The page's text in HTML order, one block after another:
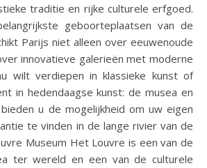
traditie en rijke culturele erfgoed.
geboorteplaatsen van de
Parijs niet alleen over eeuwenoude
innovatieve galerieën met moderne
wilt verdiepen in klassieke kunst of
in hedendaagse kunst: de musea en
u de mogelijkheid om uw eigen
te vinden in de lange rivier van de
Museum Het Louvre is een van de
ter wereld en een van de culturele